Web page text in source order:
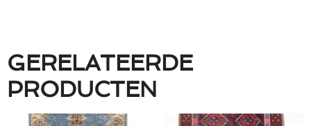
GERELATEERDE
PRODUCTEN